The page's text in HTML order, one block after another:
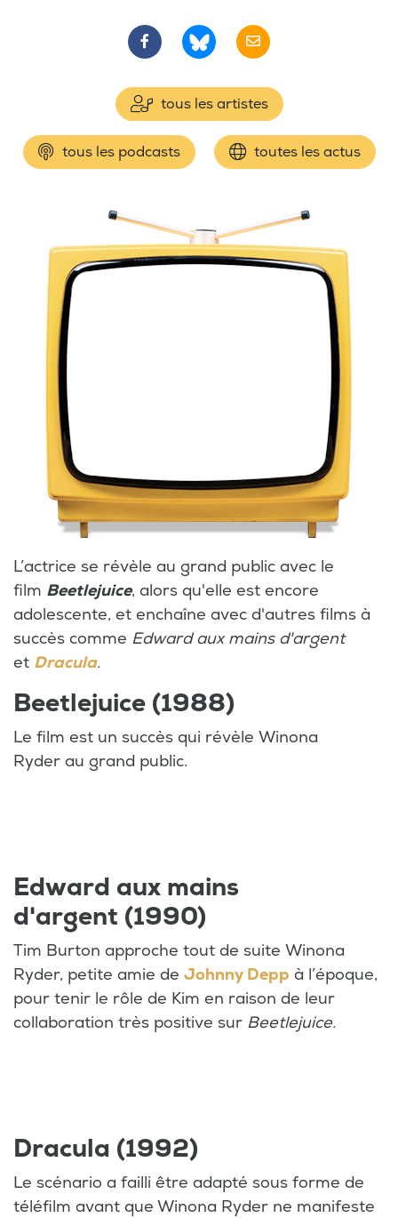
tous les artistes
tous les podcasts toutes les actus
L’actrice se révèle au grand public avec le
film Beetlejuice, alors qu'elle est encore
adolescente, et enchaîne avec d'autres films à
succès comme Edward aux mains d'argent
et Dracula.
Beetlejuice (1988)
Le film est un succès qui révèle Winona
Ryder au grand public.
Edward aux mains
d'argent (1990)
Tim Burton approche tout de suite Winona
Ryder, petite amie de Johnny Depp à l’époque,
pour tenir le rôle de Kim en raison de leur
collaboration très positive sur Beetlejuice.
Dracula (1992)
Le scénario a failli être adapté sous forme de
téléfilm avant que Winona Ryder ne manifeste